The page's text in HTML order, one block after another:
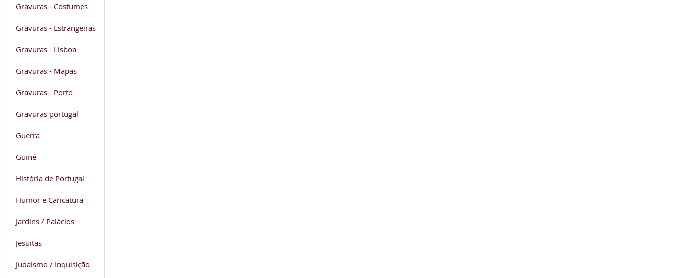
Gravuras - Costumes
Gravuras - Estrangeiras
Gravuras - Lisboa
Gravuras - Mapas
Gravuras - Porto
Gravuras portugal
Guerra
Guiné
História de Portugal
Humor e Caricatura
Jardins / Palácios
Jesuitas
Judaismo / Inquisição